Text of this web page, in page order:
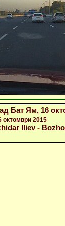
Бат Ям, 16
октомври 2015
Iliev -